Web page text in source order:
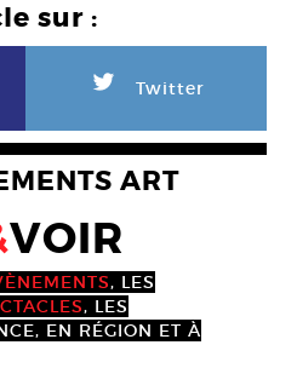
sur :
L Twitter
ART
VOIR
, LES
, LES
EN RÉGION ET À